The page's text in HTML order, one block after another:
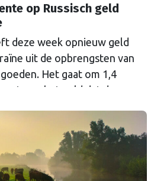
op Russisch geld
deze week opnieuw geld
uit de opbrengsten van
Het gaat om 1,4
op het geld dat de
EU bevroor dat geld na de
Continued